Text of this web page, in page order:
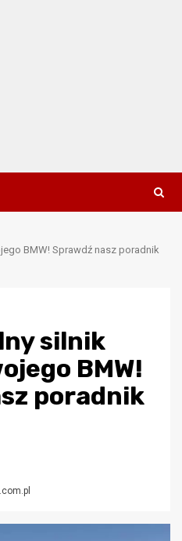
BMW! Sprawdź nasz poradnik
silnik
BMW!
poradnik